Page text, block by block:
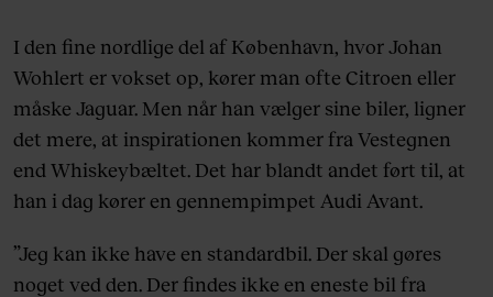
I den fine nordlige del af København, hvor Johan
Wohlert er vokset op, kører man ofte Citroen eller
måske Jaguar. Men når han vælger sine biler, ligner
det mere, at inspirationen kommer fra Vestegnen
end Whiskeybæltet. Det har blandt andet ført til, at
han i dag kører en gennempimpet Audi Avant.
”Jeg kan ikke have en standardbil. Der skal gøres
noget ved den. Der findes ikke en eneste bil fra